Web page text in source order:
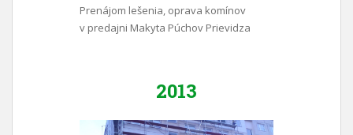
Prenájom lešenia, oprava komínov
v predajni Makyta Púchov Prievidza
2013